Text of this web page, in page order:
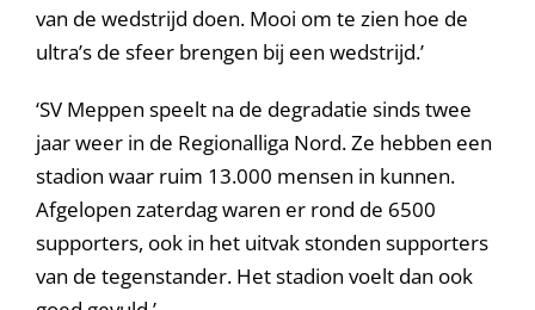
van de wedstrijd doen. Mooi om te zien hoe de
ultra’s de sfeer brengen bij een wedstrijd.’
‘SV Meppen speelt na de degradatie sinds twee
jaar weer in de Regionalliga Nord. Ze hebben een
stadion waar ruim 13.000 mensen in kunnen.
Afgelopen zaterdag waren er rond de 6500
supporters, ook in het uitvak stonden supporters
van de tegenstander. Het stadion voelt dan ook